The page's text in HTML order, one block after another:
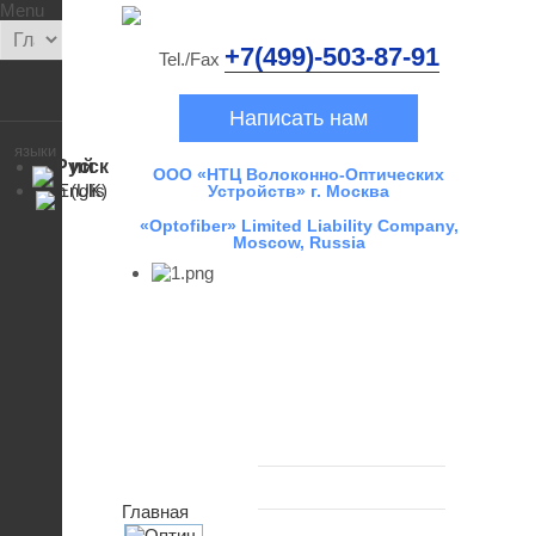
Tel./Fax +7(499)-503-87-91
Написать нам
ООО «НТЦ Волоконно-Оптических
Устройств» г. Москва
«Optofiber» Limited Liability Company,
Moscow, Russia
Главная
Menu
языки